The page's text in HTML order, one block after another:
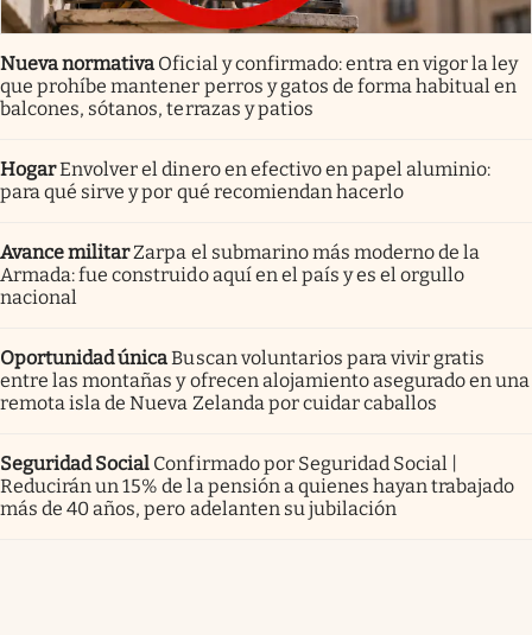
Nueva normativa Oficial y confirmado: entra en vigor la ley
que prohíbe mantener perros y gatos de forma habitual en
balcones, sótanos, terrazas y patios
HogarEnvolver el dinero en efectivo en papel aluminio:
para qué sirve y por qué recomiendan hacerlo
Avance militarZarpa el submarino más moderno de la
Armada: fue construido aquí en el país y es el orgullo
nacional
Oportunidad únicaBuscan voluntarios para vivir gratis
entre las montañas y ofrecen alojamiento asegurado en una
remota isla de Nueva Zelanda por cuidar caballos
Seguridad Social Confirmado por Seguridad Social |
Reducirán un 15% de la pensión a quienes hayan trabajado
más de 40 años, pero adelanten su jubilación